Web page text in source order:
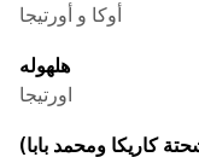
أوكا و أورتيجا
هلهوله
اورتيجا
كاريكا ومحمد بابا)